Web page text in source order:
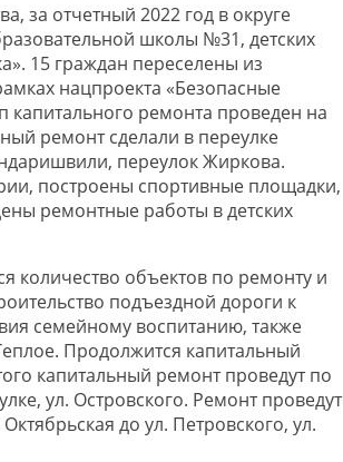
за отчетный 2022 год в округе
школы №31, детских
15 граждан переселены из
нацпроекта «Безопасные
капитального ремонта проведен на
ремонт сделали в переулке
переулок Жиркова.
построены спортивные площадки,
ремонтные работы в детских
количество объектов по ремонту и
подъездной дороги к
семейному воспитанию, также
Продолжится капитальный
капитальный ремонт проведут по
ул. Островского. Ремонт проведут
до ул. Петровского, ул.